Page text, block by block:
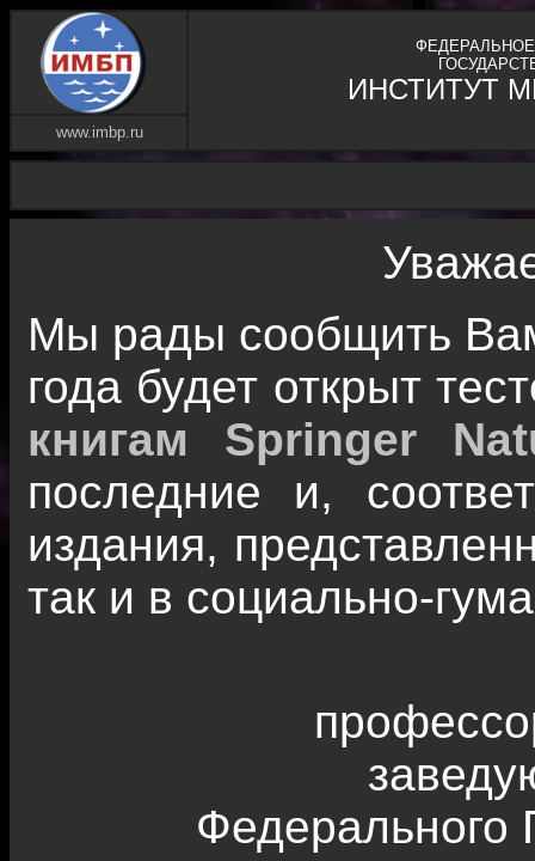
ИНСТИТУТ
www.imbp.ru
Мы рады сообщить
года будет открыт
книгам Springer
последние и,
издания,
так и в социально-
Федерального